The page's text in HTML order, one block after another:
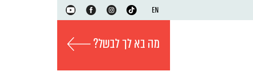
EN
מה בא לך לבשל?